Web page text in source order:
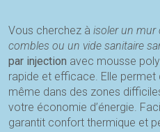
Vous cherchez à isoler un mur
combles ou un vide sanitaire
par injection avec mousse
rapide et efficace. Elle permet
même dans des zones
votre économie d’énergie.
garantit confort thermique et